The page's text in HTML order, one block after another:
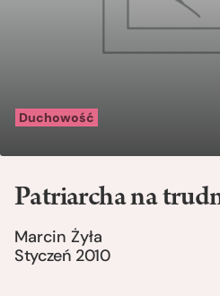
Duchowość
Patriarcha na
Marcin Żyła
Styczeń 2010